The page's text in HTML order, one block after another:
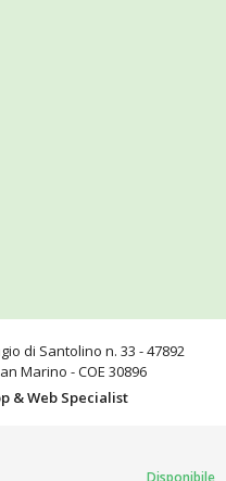
Disponibile
di Santolino n. 33 - 47892
Marino - COE 30896
& Web Specialist